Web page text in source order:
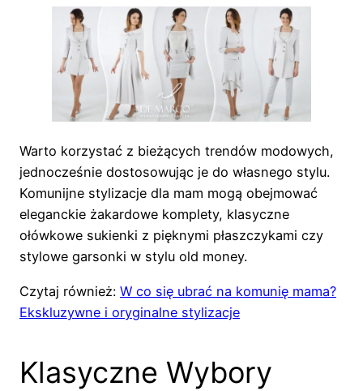
Warto korzystać z bieżących trendów modowych,
jednocześnie dostosowując je do własnego stylu.
Komunijne stylizacje dla mam mogą obejmować
eleganckie żakardowe komplety, klasyczne
ołówkowe sukienki z pięknymi płaszczykami czy
stylowe garsonki w stylu old money.
Czytaj również: W co się ubrać na komunię mama?
Ekskluzywne i oryginalne stylizacje
Klasyczne Wybory